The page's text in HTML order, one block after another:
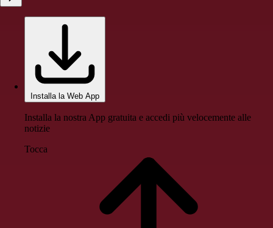
Installa la Web App
Installa la nostra App gratuita e accedi più velocemente alle
notizie
Tocca